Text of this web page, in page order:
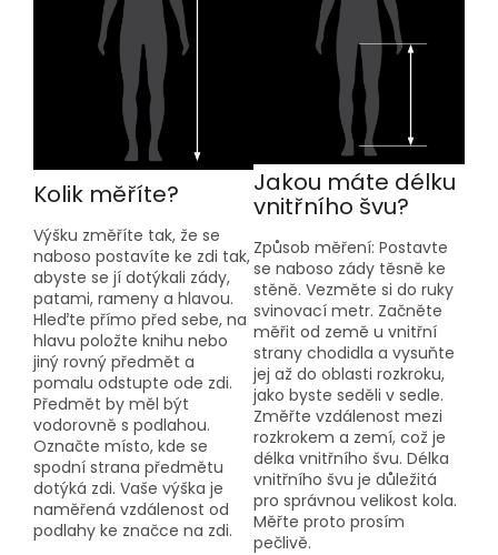
Kolik měříte?
Výšku změříte tak, že se
naboso postavíte ke zdi tak,
abyste se jí dotýkali zády,
patami, rameny a hlavou.
Hleďte přímo před sebe, na
hlavu položte knihu nebo
jiný rovný předmět a
pomalu odstupte ode zdi.
Předmět by měl být
vodorovně s podlahou.
Označte místo, kde se
spodní strana předmětu
dotýká zdi. Vaše výška je
naměřená vzdálenost od
podlahy ke značce na zdi.
Jakou máte délku
vnitřního švu?
Způsob měření: Postavte
se naboso zády těsně ke
stěně. Vezměte si do ruky
svinovací metr. Začněte
měřit od země u vnitřní
strany chodidla a vysuňte
jej až do oblasti rozkroku,
jako byste seděli v sedle.
Změřte vzdálenost mezi
rozkrokem a zemí, což je
délka vnitřního švu. Délka
vnitřního švu je důležitá
pro správnou velikost kola.
Měřte proto prosím
pečlivě.